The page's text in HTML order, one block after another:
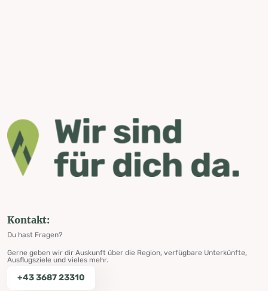
Kontakt:
Du hast Fragen?
Gerne geben wir dir Auskunft über die Region, verfügbare Unterkünfte,
Ausflugsziele und vieles mehr.
+43 3687 23310